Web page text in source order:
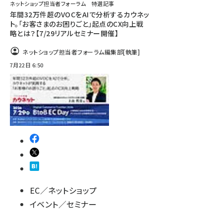
ネットショップ担当者フォーラム 特選記事
年間32万件超のVOCをAIで分析するカウネッ
ト。「お客さまのお困りごと」起点のCX向上戦
略とは？【7/29リアルセミナー開催】
ネットショップ担当者フォーラム編集部[執筆]
7月22日 6:50
EC／ネットショップ
イベント／セミナー